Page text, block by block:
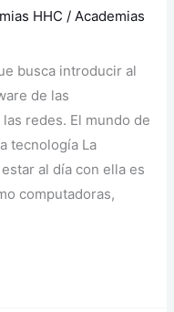
HHC /Academias
busca introducir al
de las
redes. El mundo de
tecnología La
al día con ella es
computadoras,